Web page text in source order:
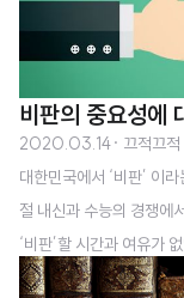
비판의 중요성에
2020.03.14· 끄적끄적
대한민국에서 ‘비판’ 이
절 내신과 수능의 경쟁에
‘비판’할 시간과 여유가
이후도 우리는 다른 사람